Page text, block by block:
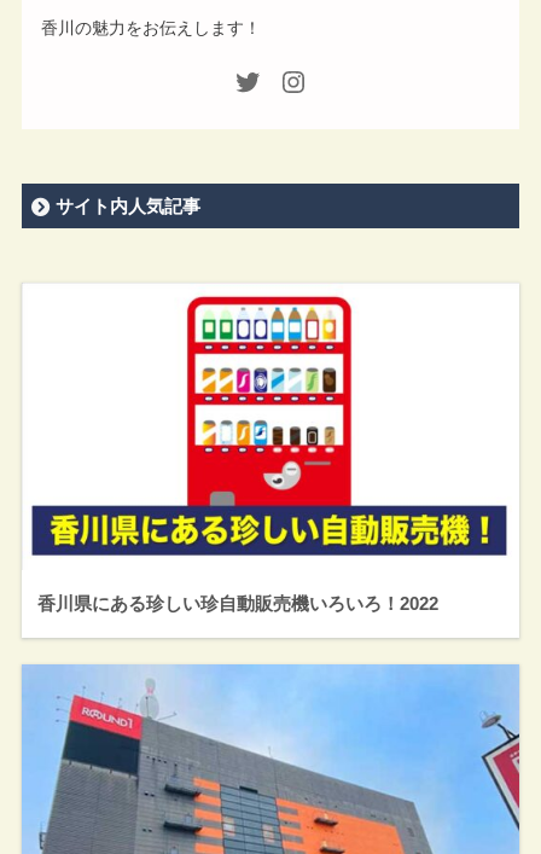
香川の魅力をお伝えします！
サイト内人気記事
香川県にある珍しい珍自動販売機いろいろ！2022